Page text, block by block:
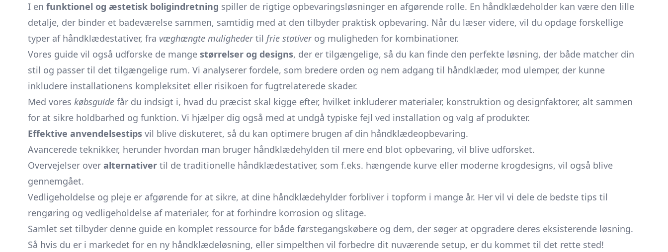
I en funktionel og æstetisk boligindretning spiller de rigtige opbevaringsløsninger en afgørende rolle. En håndklædeholder kan være den lille
detalje, der binder et badeværelse sammen, samtidig med at den tilbyder praktisk opbevaring. Når du læser videre, vil du opdage forskellige
typer af håndklædestativer, fra væghængte mulighedertil frie stativerog muligheden for kombinationer.
Vores guide vil også udforske de mange størrelser og designs, der er tilgængelige, så du kan finde den perfekte løsning, der både matcher din
stil og passer til det tilgængelige rum. Vi analyserer fordele, som bredere orden og nem adgang til håndklæder, mod ulemper, der kunne
inkludere installationens kompleksitet eller risikoen for fugtrelaterede skader.
Med vores købsguide får du indsigt i, hvad du præcist skal kigge efter, hvilket inkluderer materialer, konstruktion og designfaktorer, alt sammen
for at sikre holdbarhed og funktion. Vi hjælper dig også med at undgå typiske fejl ved installation og valg af produkter.
Effektive anvendelsestips vil blive diskuteret, så du kan optimere brugen af din håndklædeopbevaring.
Avancerede teknikker, herunder hvordan man bruger håndklædehylden til mere end blot opbevaring, vil blive udforsket.
Overvejelser over alternativer til de traditionelle håndklædestativer, som f.eks. hængende kurve eller moderne krogdesigns, vil også blive
gennemgået.
Vedligeholdelse og pleje er afgørende for at sikre, at dine håndklædehylder forbliver i topform i mange år. Her vil vi dele de bedste tips til
rengøring og vedligeholdelse af materialer, for at forhindre korrosion og slitage.
Samlet set tilbyder denne guide en komplet ressource for både førstegangskøbere og dem, der søger at opgradere deres eksisterende løsning.
Så hvis du er i markedet for en ny håndklædeløsning, eller simpelthen vil forbedre dit nuværende setup, er du kommet til det rette sted!